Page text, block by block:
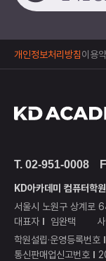
개인정보처리방침이용
T. 02-951-0008
KD아카데미 컴퓨터학원
서울시 노원구 상계로
대표자
임완택
학원설립·운영등록번호
통신판매업신고번호